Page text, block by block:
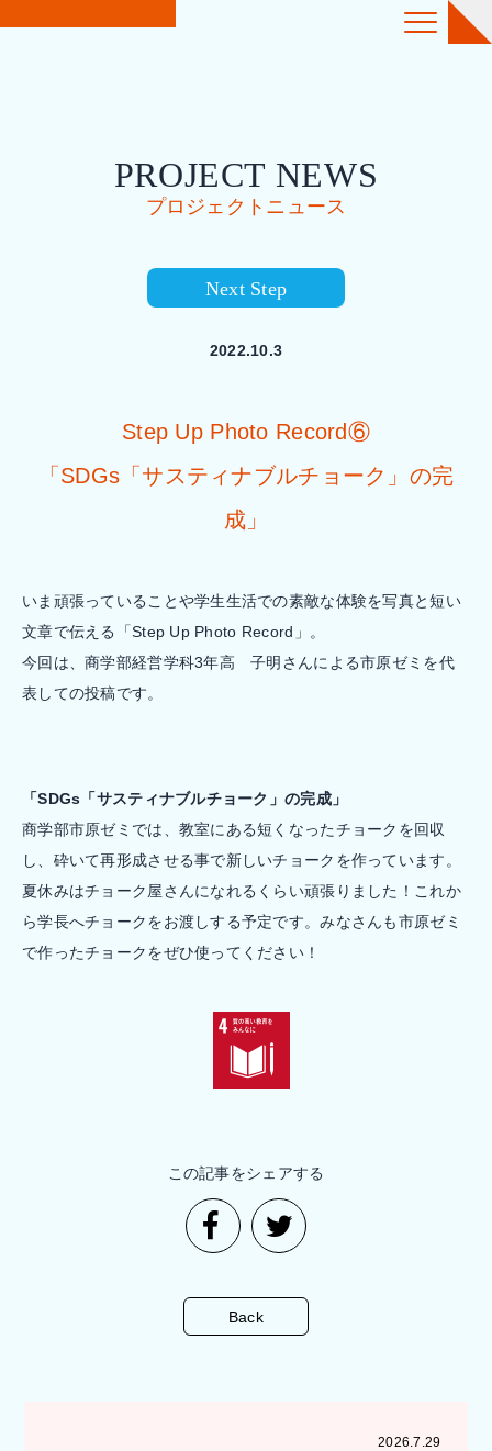
PROJECT NEWS
プロジェクトニュース
Next Step
2022.10.3
Step Up Photo Record⑥
「SDGs「サスティナブルチョーク」の完
成」
いま頑張っていることや学生生活での素敵な体験を写真と短い
文章で伝える「Step Up Photo Record」。
今回は、商学部経営学科3年高 子明さんによる市原ゼミを代
表しての投稿です。
「SDGs「サスティナブルチョーク」の完成」
商学部市原ゼミでは、教室にある短くなったチョークを回収
し、砕いて再形成させる事で新しいチョークを作っています。
夏休みはチョーク屋さんになれるくらい頑張りました！これか
ら学長へチョークをお渡しする予定です。みなさんも市原ゼミ
で作ったチョークをぜひ使ってください！
この記事をシェアする
Back
2026.7.29